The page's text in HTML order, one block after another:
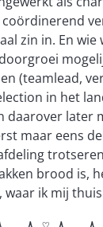
zin in. En wie
(teamlead,
in het
daarover later
maar eens
brood is,
waar ik mij